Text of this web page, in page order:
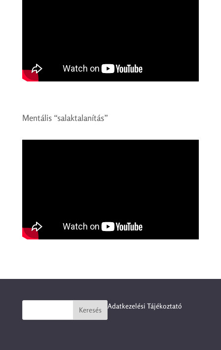
Mentális “salaktalanítás”
Keresés Adatkezelési Tájékoztató